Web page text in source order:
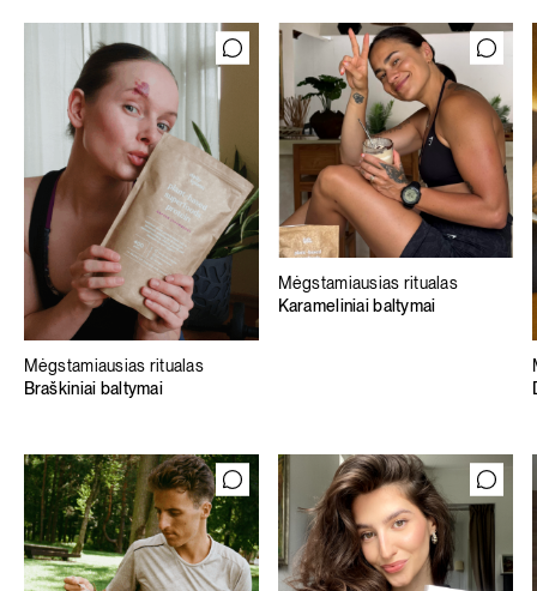
Mėgstamiausias ritualas
Braškiniai baltymai
Mėgstamiausias ritualas
Karameliniai baltymai